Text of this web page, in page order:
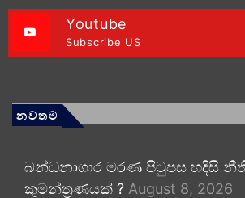
Youtube
Subscribe US
නවතම
බන්ධනාගාර මරණ පිටුපස හදිසි
කුමන්ත්‍රණයක් ? August 8, 2026